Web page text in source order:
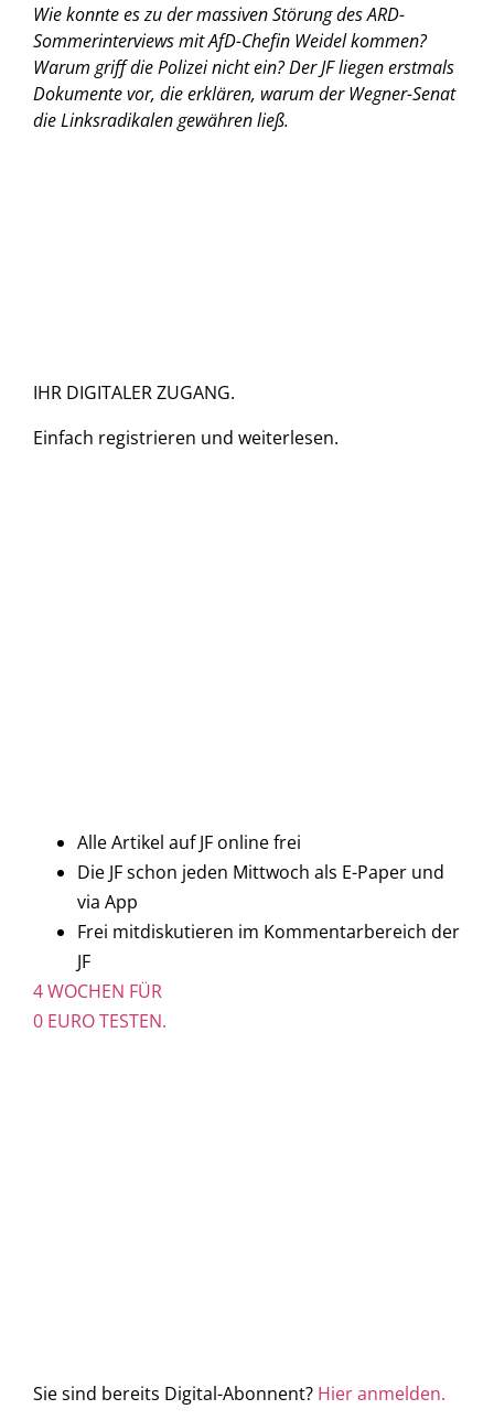
Wie konnte es zu der massiven Störung des ARD-
Sommerinterviews mit AfD-Chefin Weidel kommen?
Warum griff die Polizei nicht ein? Der JF liegen erstmals
Dokumente vor, die erklären, warum der Wegner-Senat
die Linksradikalen gewähren ließ.
IHR DIGITALER ZUGANG.
Einfach registrieren und weiterlesen.
Alle Artikel auf JF online frei
Die JF schon jeden Mittwoch als E-Paper und
via App
Frei mitdiskutieren im Kommentarbereich der
JF
4 WOCHEN FÜR
0 EURO TESTEN.
Sie sind bereits Digital-Abonnent? Hier anmelden.